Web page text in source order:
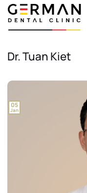
Zum
Inhalt
springen
Dr. Tuan Kiet
05
Jan